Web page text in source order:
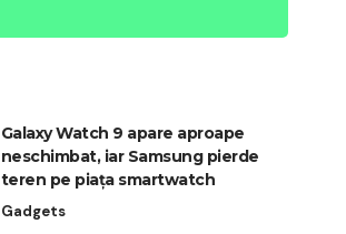
Galaxy Watch 9 apare aproape
neschimbat, iar Samsung pierde
teren pe piața smartwatch
Gadgets